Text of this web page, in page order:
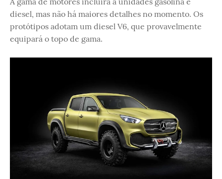
diesel, mas não há maiores detalhes no momento. Os
protótipos adotam um diesel V6, que provavelmente
equipará o topo de gama.